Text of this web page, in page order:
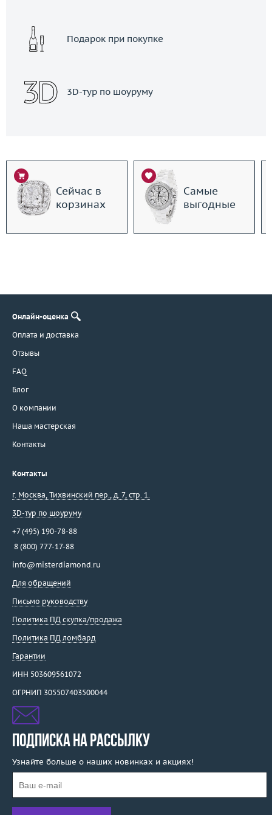
Подарок при покупке
3D-тур по шоуруму
Сейчас в
корзинах
Самые
выгодные
Онлайн-оценка
Оплата и доставка
Отзывы
FAQ
Блог
О компании
Наша мастерская
Контакты
Контакты
г. Москва, Тихвинский пер., д. 7, стр. 1.
3D-тур по шоуруму
+7 (495) 190-78-88
8 (800) 777-17-88
info@misterdiamond.ru
Для обращений
Письмо руководству
Политика ПД скупка/продажа
Политика ПД ломбард
Гарантии
ИНН 503609561072
ОГРНИП 305507403500044
ПОДПИСКА НА РАССЫЛКУ
Узнайте больше о наших новинках и акциях!